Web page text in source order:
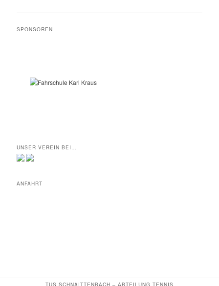
SPONSOREN
UNSER VEREIN BEI…
ANFAHRT
TUS SCHNAITTENBACH – ABTEILUNG TENNIS